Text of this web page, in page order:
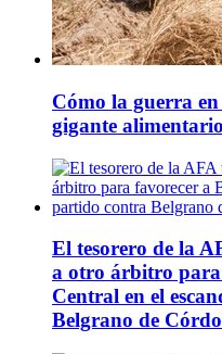
Cómo la guerra
gigante
El tesorero de la
a otro árbitro
Central en el
Belgrano de